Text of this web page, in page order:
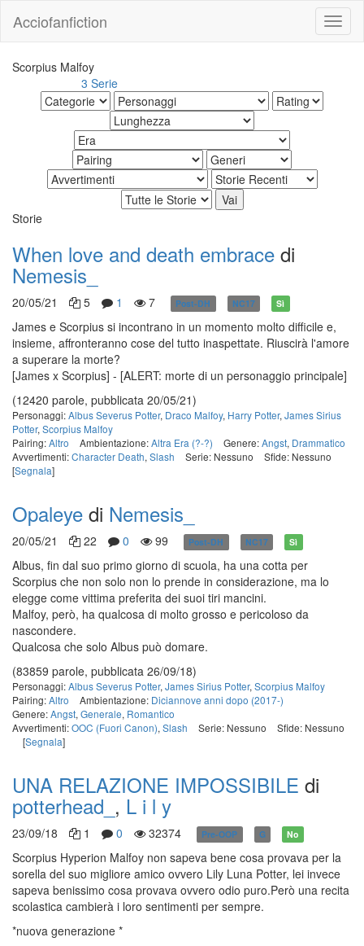
Acciofanfiction
Scorpius Malfoy
3 Serie
Storie
When love and death embrace di
Nemesis_
20/05/21 5 1 7 Post-DH NC17 Sì
James e Scorpius si incontrano in un momento molto difficile e,
insieme, affronteranno cose del tutto inaspettate. Riuscirà l'amore
a superare la morte?
[James x Scorpius] - [ALERT: morte di un personaggio principale]
(12420 parole, pubblicata 20/05/21)
Personaggi:Albus Severus Potter, Draco Malfoy, Harry Potter, James Sirius
Potter, Scorpius Malfoy
Pairing:Altro Ambientazione:Altra Era (?-?) Genere:Angst, Drammatico
Avvertimenti:Character Death, Slash Serie: Nessuno
Sfide: Nessuno
[Segnala]
Opaleye di Nemesis_
20/05/21 22 0 99 Post-DH NC17 Sì
Albus, fin dal suo primo giorno di scuola, ha una cotta per
Scorpius che non solo non lo prende in considerazione, ma lo
elegge come vittima preferita dei suoi tiri mancini.
Malfoy, però, ha qualcosa di molto grosso e pericoloso da
nascondere.
Qualcosa che solo Albus può domare.
(83859 parole, pubblicata 26/09/18)
Personaggi:Albus Severus Potter, James Sirius Potter, Scorpius Malfoy
Pairing:Altro Ambientazione: Diciannove anni dopo (2017-)
Genere:Angst, Generale, Romantico
Avvertimenti:OOC (Fuori Canon), Slash Serie: Nessuno
Sfide: Nessuno
[Segnala]
UNA RELAZIONE IMPOSSIBILE di
potterhead_ , L i l y
23/09/18 1 0 32374 Pre-OOP G No
Scorpius Hyperion Malfoy non sapeva bene cosa provava per la
sorella del suo migliore amico ovvero Lily Luna Potter, lei invece
sapeva benissimo cosa provava ovvero odio puro.Però una recita
scolastica cambierà i loro sentimenti per sempre.
*nuova generazione *